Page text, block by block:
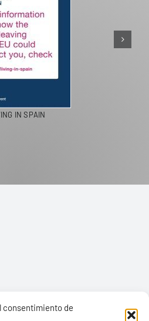
consentimiento de
IN SPAIN